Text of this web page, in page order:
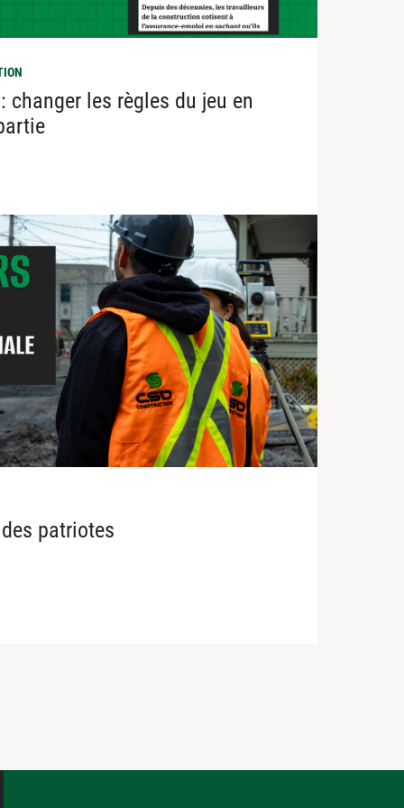
changer les règles du jeu en
patriotes